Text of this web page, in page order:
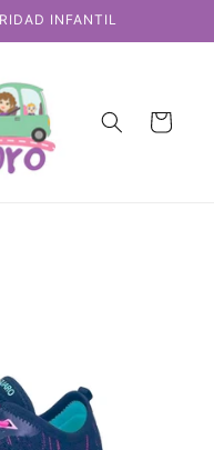
INFANTIL
Carrito